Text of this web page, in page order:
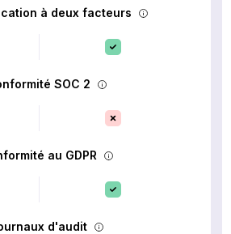
à deux facteurs
SOC 2
au GDPR
d'audit